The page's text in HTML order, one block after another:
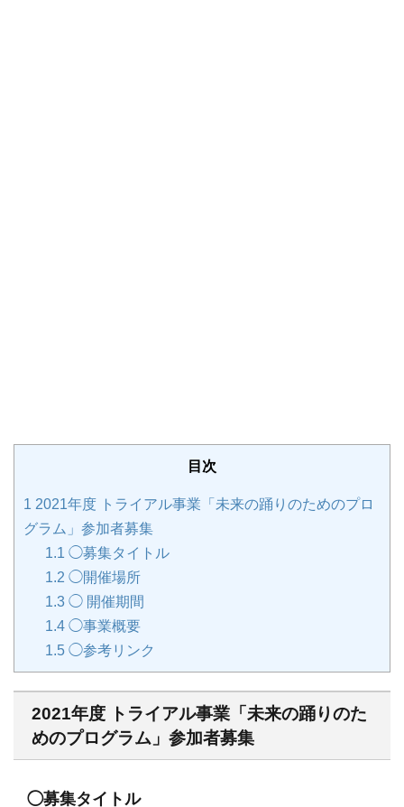
目次
1 2021年度 トライアル事業「未来の踊りのためのプロ
グラム」参加者募集
1.1 ◯募集タイトル
1.2 ◯開催場所
1.3 ◯ 開催期間
1.4 ◯事業概要
1.5 ◯参考リンク
2021年度 トライアル事業「未来の踊りのた
めのプログラム」参加者募集
◯募集タイトル